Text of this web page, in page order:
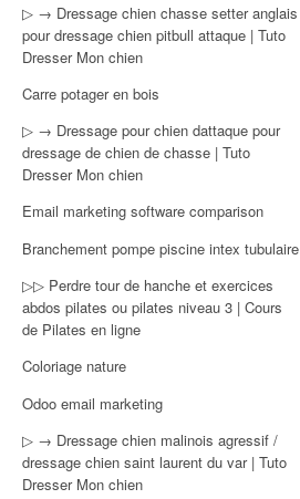
▷ → Dressage chien chasse setter anglais
pour dressage chien pitbull attaque | Tuto
Dresser Mon chien
Carre potager en bois
▷ → Dressage pour chien dattaque pour
dressage de chien de chasse | Tuto
Dresser Mon chien
Email marketing software comparison
Branchement pompe piscine intex tubulaire
▷▷ Perdre tour de hanche et exercices
abdos pilates ou pilates niveau 3 | Cours
de Pilates en ligne
Coloriage nature
Odoo email marketing
▷ → Dressage chien malinois agressif /
dressage chien saint laurent du var | Tuto
Dresser Mon chien